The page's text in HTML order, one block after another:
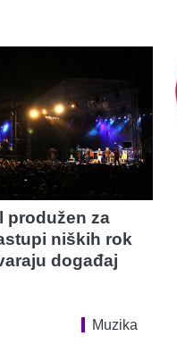
produžen za
niških rok
događaj
Muzika